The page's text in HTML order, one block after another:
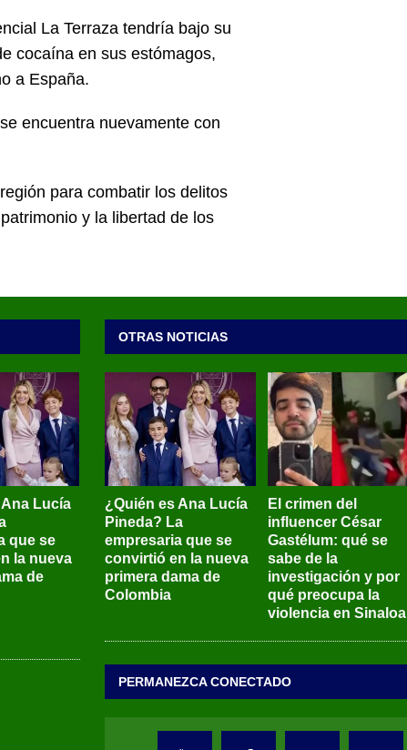
La Terraza tendría bajo su
cocaína en sus estómagos,
a España.
encuentra nuevamente con
para combatir los delitos
y la libertad de los
Lucía
que se
la nueva
de
OTRAS NOTICIAS
¿Quién es Ana Lucía
Pineda? La
empresaria que se
convirtió en la nueva
primera dama de
Colombia
El crimen del
influencer César
Gastélum: qué se
sabe de la
investigación y por
qué preocupa la
violencia en Sinaloa
PERMANEZCA CONECTADO